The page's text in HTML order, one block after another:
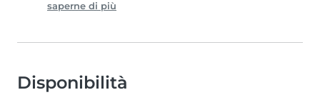
saperne di più
Disponibilità